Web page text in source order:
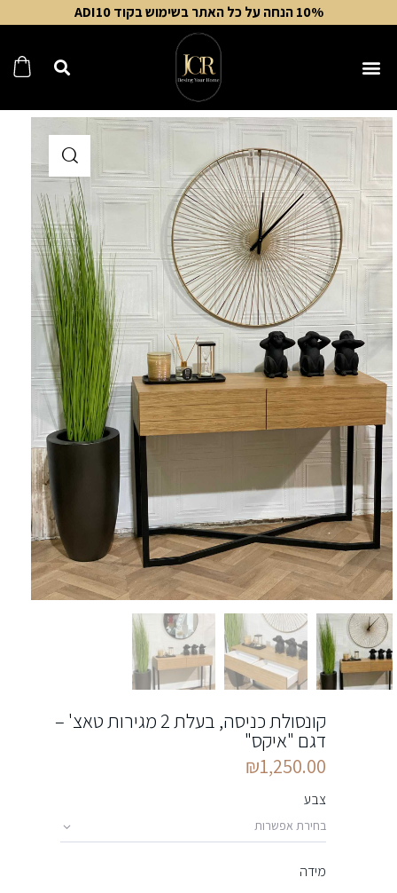
10% הנחה על כל האתר בשימוש בקוד ADI10
קונסולת כניסה, בעלת 2 מגירות טאצ' –
דגם "איקס"
₪1,250.00
צבע
מידה